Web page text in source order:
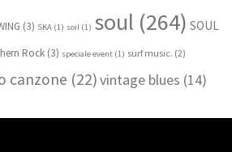
(3) SKA (1) soil (1) soul (264) SOUL
Rock (3) speciale event (1) surf music. (2)
canzone (22)vintage blues (14)